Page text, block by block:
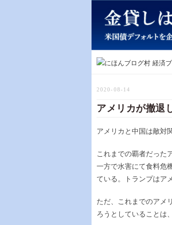
2020-08-14
アメリカが撤退
アメリカと中国は敵対
これまでの覇者だった
一方で水害にて食料危
ている。トランプはア
ただ、これまでのアメ
ろうとしていることは